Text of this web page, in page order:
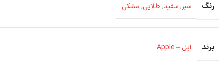
رنگ سبز,سفید, طلایی, مشکی
برند اپل – Apple